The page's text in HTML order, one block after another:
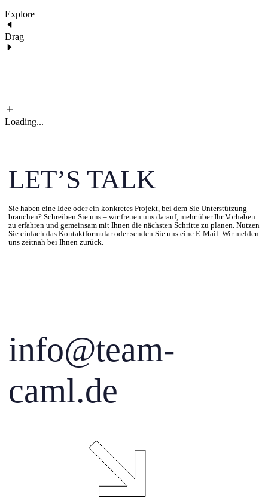
Explore
Drag
Loading...
LET’S TALK
Sie haben eine Idee oder ein konkretes Projekt, bei dem Sie Unterstützung
brauchen? Schreiben Sie uns – wir freuen uns darauf, mehr über Ihr Vorhaben
zu erfahren und gemeinsam mit Ihnen die nächsten Schritte zu planen. Nutzen
Sie einfach das Kontaktformular oder senden Sie uns eine E-Mail. Wir melden
uns zeitnah bei Ihnen zurück.
info@team-
caml.de